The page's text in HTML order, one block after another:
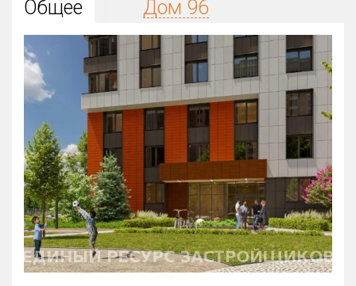
Район в городе
Все
₽/м² млн ₽
Цена
от до
Общая площадь, м²
от до
Срок сдачи
от Сдан в 2025 до
Вид объекта
Общее Дом 96